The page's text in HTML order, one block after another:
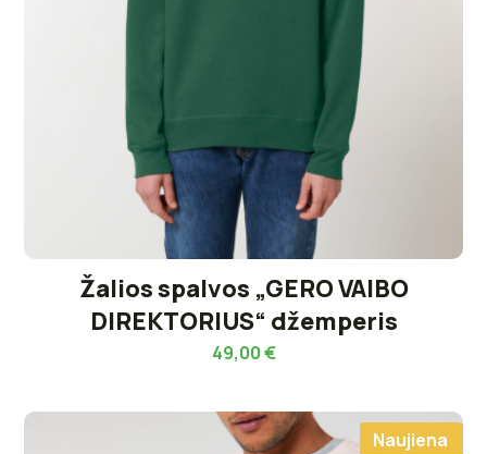
Žalios spalvos „GERO VAIBO
DIREKTORIUS“ džemperis
49,00€
Naujiena